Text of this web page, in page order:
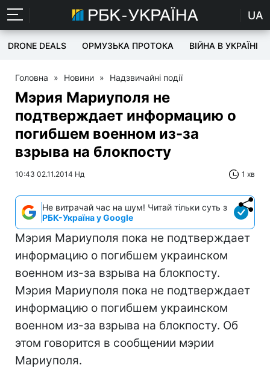
UA
DRONE DEALS ОРМУЗЬКА ПРОТОКА ВІЙНА В УКРАЇНІ
Головна » Новини » Надзвичайні події
Мэрия Мариуполя не
подтверждает информацию о
погибшем военном из-за
взрыва на блокпосту
10:43 02.11.2014 Нд 1 хв
Не витрачай час на шум! Читай тільки суть з
РБК-Україна у Google
Мэрия Мариуполя пока не подтверждает
информацию о погибшем украинском
военном из-за взрыва на блокпосту.
Мэрия Мариуполя пока не подтверждает
информацию о погибшем украинском
военном из-за взрыва на блокпосту. Об
этом говорится в сообщении мэрии
Мариуполя.